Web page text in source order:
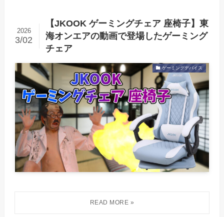
【JKOOK ゲーミングチェア 座椅子】東
海オンエアの動画で登場したゲーミング
チェア
2026
3/02
ゲーミングデバイス